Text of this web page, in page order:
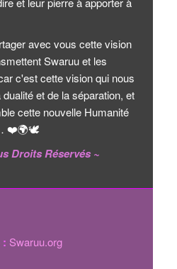
avec vous cette vision
Swaruu et les
c'est cette vision qui nous
et de la séparation, et
cette nouvelle Humanité
❤️🌍🕊️
Droits Réservés ~
: Swaruu.org